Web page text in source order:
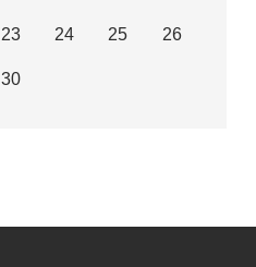
23 24 25 26
30